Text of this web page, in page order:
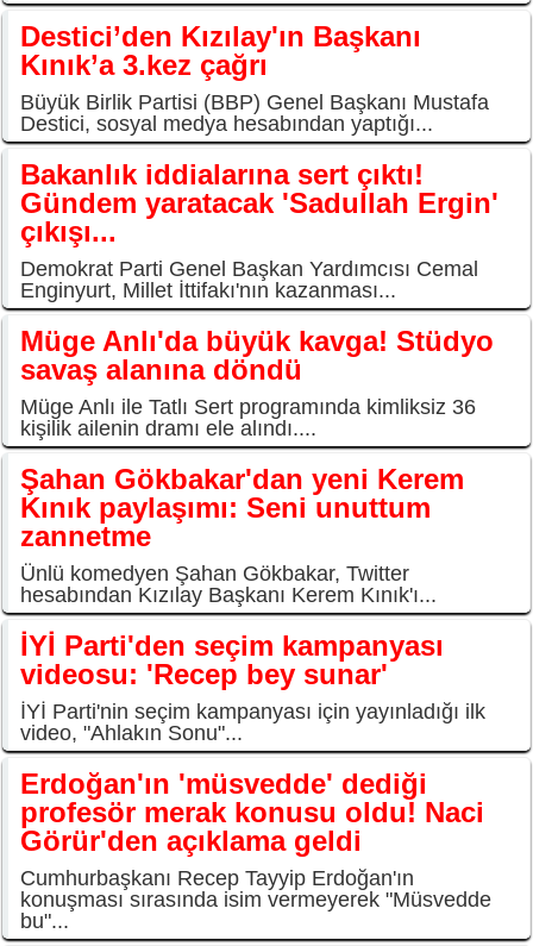
Destici’den Kızılay'ın Başkanı
Kınık’a 3.kez çağrı
Büyük Birlik Partisi (BBP) Genel Başkanı Mustafa
Destici, sosyal medya hesabından yaptığı...
Bakanlık iddialarına sert çıktı!
Gündem yaratacak 'Sadullah Ergin'
çıkışı...
Demokrat Parti Genel Başkan Yardımcısı Cemal
Enginyurt, Millet İttifakı'nın kazanması...
Müge Anlı'da büyük kavga! Stüdyo
savaş alanına döndü
Müge Anlı ile Tatlı Sert programında kimliksiz 36
kişilik ailenin dramı ele alındı....
Şahan Gökbakar'dan yeni Kerem
Kınık paylaşımı: Seni unuttum
zannetme
Ünlü komedyen Şahan Gökbakar, Twitter
hesabından Kızılay Başkanı Kerem Kınık'ı...
İYİ Parti'den seçim kampanyası
videosu: 'Recep bey sunar'
İYİ Parti'nin seçim kampanyası için yayınladığı ilk
video, "Ahlakın Sonu"...
Erdoğan'ın 'müsvedde' dediği
profesör merak konusu oldu! Naci
Görür'den açıklama geldi
Cumhurbaşkanı Recep Tayyip Erdoğan'ın
konuşması sırasında isim vermeyerek "Müsvedde
bu"...